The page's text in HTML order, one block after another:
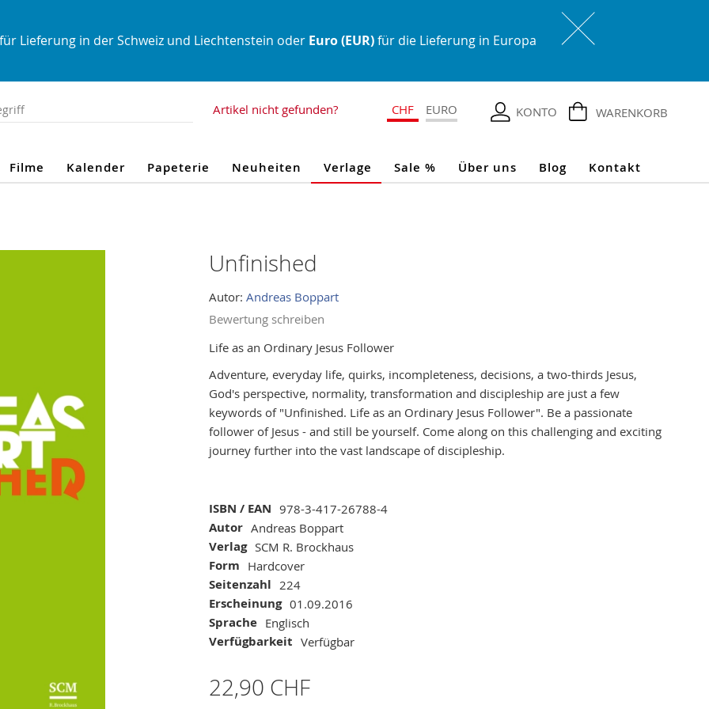
für Lieferung in der Schweiz und Liechtenstein oder Euro (EUR)für die Lieferung in Europa
WARENKORB
KONTO
Artikel nicht gefunden? CHF EURO
Filme Kalender Papeterie Neuheiten Verlage Sale % Über uns Blog Kontakt
Unfinished
Autor: Andreas Boppart
Bewertung schreiben
Life as an Ordinary Jesus Follower
Adventure, everyday life, quirks, incompleteness, decisions, a two-thirds Jesus,
God's perspective, normality, transformation and discipleship are just a few
keywords of "Unfinished. Life as an Ordinary Jesus Follower". Be a passionate
follower of Jesus - and still be yourself. Come along on this challenging and exciting
journey further into the vast landscape of discipleship.
Mehr
Informationen
ISBN / EAN 978-3-417-26788-4
Autor Andreas Boppart
Verlag SCM R. Brockhaus
Form Hardcover
Seitenzahl 224
Erscheinung 01.09.2016
Sprache Englisch
Verfügbarkeit Verfügbar
22,90 CHF